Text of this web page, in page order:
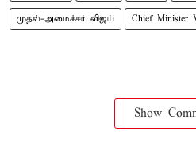
முதல்-அமைச்சர் விஜய் Chief Minister
Show